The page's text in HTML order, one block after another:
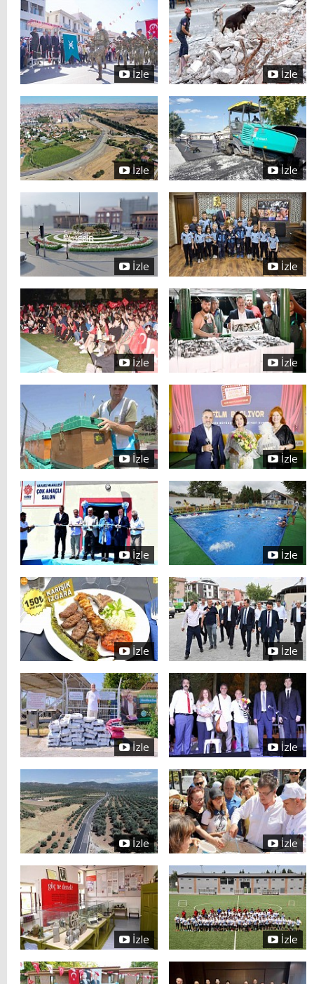
İzle İzle
İzle İzle
İzle İzle
İzle İzle
İzle İzle
İzle İzle
İzle İzle
İzle İzle
İzle İzle
İzle İzle